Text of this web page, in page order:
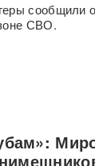
сообщили
СВО.